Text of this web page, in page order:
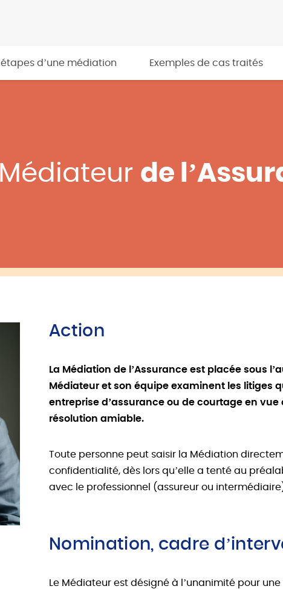
étapes d’une médiation Exemples de cas traités
Médiateur de
Action
La Médiation de l’Assurance est placée sous
Médiateur et son équipe examinent les litiges
entreprise d’assurance ou de courtage en
résolution amiable.
Toute personne peut saisir la Médiation
confidentialité, dès lors qu’elle a tenté au
avec le professionnel (assureur ou
Nomination, cadre
Le Médiateur est désigné à l’unanimité pour